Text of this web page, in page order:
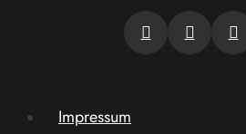
Impressum